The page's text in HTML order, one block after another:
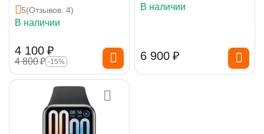
5(Отзывов: 4)
В наличии
4 100 ₽
4 800₽ -15%
В наличии
6 900 ₽